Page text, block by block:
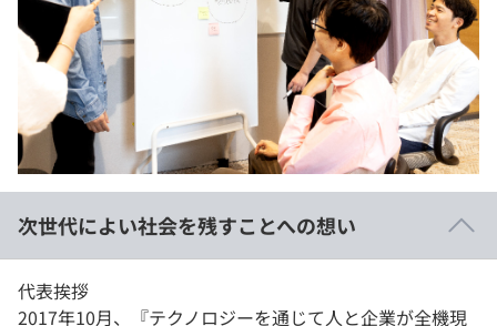
インターン
新卒エージェント
イベント・セミナー
インタビュー
問題集
4択課題
ナレッジ
プラン
プログラミング言語
評価結果一覧
再チャレンジ結果一覧
ゲーム・マンガ
メディア
Tech Team Journal
paiza times
paizaとは？
次世代によい社会を残すことへの想い
代表挨拶
2017年10月、『テクノロジーを通じて人と企業が全機現